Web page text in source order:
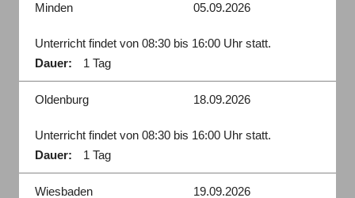
Minden 05.09.2026
Unterricht findet von 08:30 bis 16:00 Uhr statt.
Dauer:
1 Tag
Oldenburg 18.09.2026
Unterricht findet von 08:30 bis 16:00 Uhr statt.
Dauer:
1 Tag
Wiesbaden 19.09.2026